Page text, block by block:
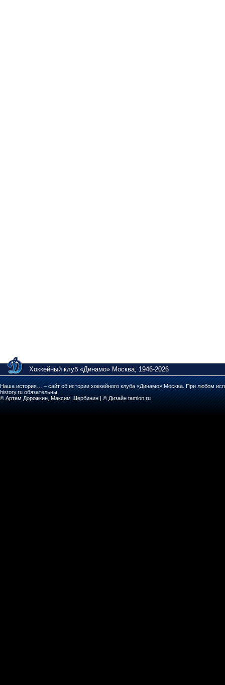
Хоккейный клуб «Динамо» Москва, 1946-2026
Наша история… – сайт об истории хоккейного клуба «Динамо» Москва. При любом
history.ru обязательны.
© Артем Дорожкин, Максим Щербинин | © Дизайн tamion.ru